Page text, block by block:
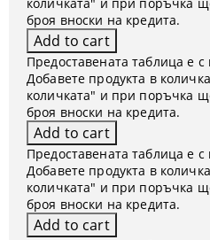
броя вноски на кредита.
Предоставената таблица е
Добавете продукта в
количката" и при поръчка
броя вноски на кредита.
Предоставената таблица е
Добавете продукта в
количката" и при поръчка
броя вноски на кредита.